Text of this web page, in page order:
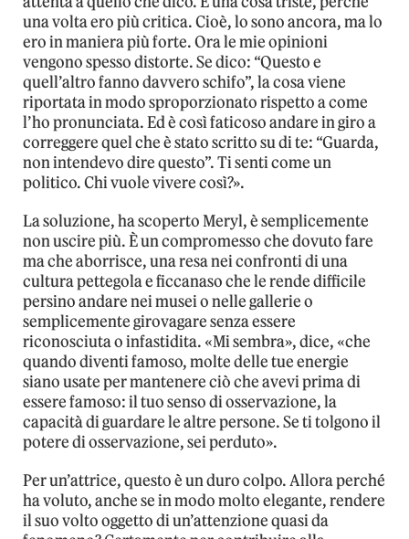
una volta ero più critica. Cioè, lo sono ancora, ma lo
ero in maniera più forte. Ora le mie opinioni
vengono spesso distorte. Se dico: “Questo e
quell’altro fanno davvero schifo”, la cosa viene
riportata in modo sproporzionato rispetto a come
l’ho pronunciata. Ed è così faticoso andare in giro a
correggere quel che è stato scritto su di te: “Guarda,
non intendevo dire questo”. Ti senti come un
politico. Chi vuole vivere così?».
La soluzione, ha scoperto Meryl, è semplicemente
non uscire più. È un compromesso che dovuto fare
ma che aborrisce, una resa nei confronti di una
cultura pettegola e ficcanaso che le rende difficile
persino andare nei musei o nelle gallerie o
semplicemente girovagare senza essere
riconosciuta o infastidita. «Mi sembra», dice, «che
quando diventi famoso, molte delle tue energie
siano usate per mantenere ciò che avevi prima di
essere famoso: il tuo senso di osservazione, la
capacità di guardare le altre persone. Se ti tolgono il
potere di osservazione, sei perduto».
Per un’attrice, questo è un duro colpo. Allora perché
ha voluto, anche se in modo molto elegante, rendere
il suo volto oggetto di un’attenzione quasi da